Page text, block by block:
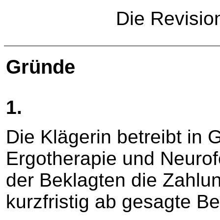
Die
Gründe
1.
Die Klägerin betreibt in
Ergotherapie und
der Beklagten die
kurzfristig ab gesagte